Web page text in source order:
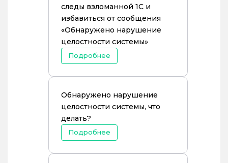
следы взломанной 1С и
избавиться от сообщения
«Обнаружено нарушение
целостности системы»
Подробнее
Обнаружено нарушение
целостности системы, что
делать?
Подробнее